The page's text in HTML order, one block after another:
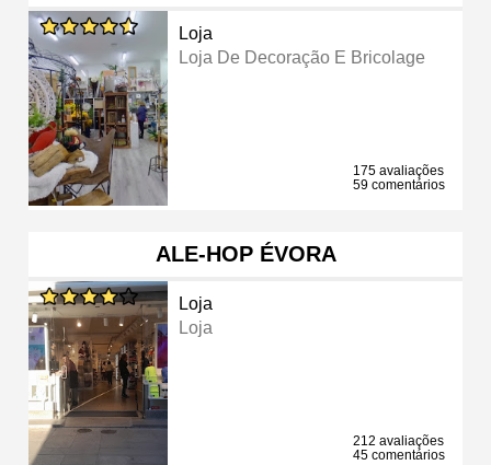
Loja
Loja De Decoração E Bricolage
175 avaliações
59 comentários
ALE-HOP ÉVORA
Loja
Loja
212 avaliações
45 comentários